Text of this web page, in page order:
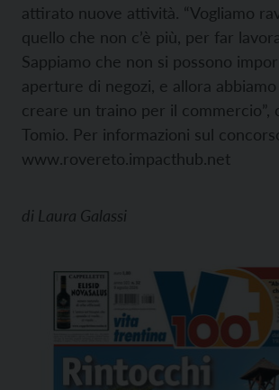
attirato nuove attività. “Vogliamo
quello che non c’è più, per far
Sappiamo che non si possono
aperture di negozi, e allora
creare un traino per il commercio”,
Tomio. Per informazioni sul
www.rovereto.impacthub.net
di Laura Galassi